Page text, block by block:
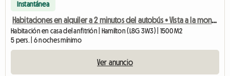
Instantánea
Habitaciones en alquiler a 2 minutos del autobús • Vista a la montaña
Habitación en casa del anfitrión | Hamilton (L8G 3W3) | 1500 M2
5 pers. | 6 noches mínimo
Ver anuncio